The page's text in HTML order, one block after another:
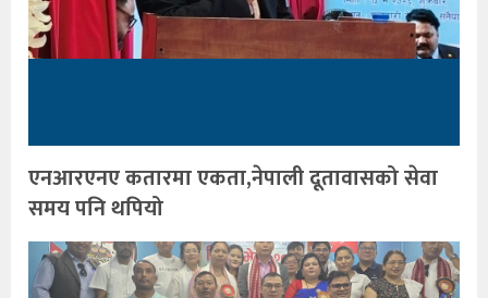
एनआरएनए कतारमा एकता,नेपाली दूतावासको सेवा
समय पनि थपियो